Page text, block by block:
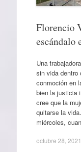
Florencio
escándalo
Una
sin vida dentro
conmoción en
bien la justicia
cree que la
quitarse la
miércoles,
octubre 28, 2021